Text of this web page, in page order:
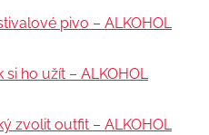
pivo – ALKOHOL
ho užít – ALKOHOL
zvolit outfit – ALKOHOL